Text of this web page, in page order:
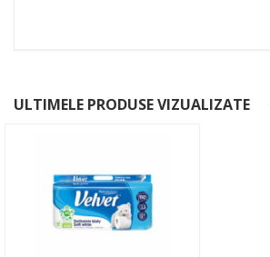
ULTIMELE PRODUSE VIZUALIZATE